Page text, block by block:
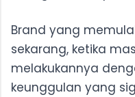
Brand yang
sekarang, ketika
melakukannya
keunggulan yang